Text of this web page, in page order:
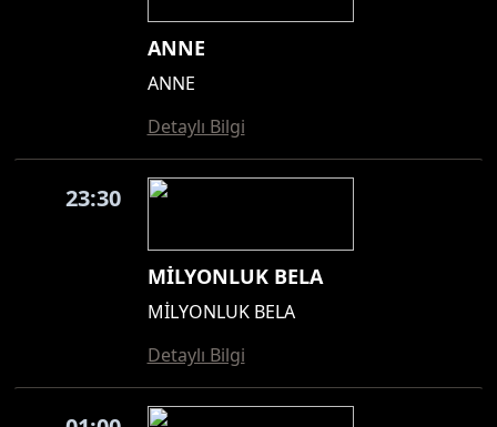
ANNE
ANNE
Detaylı Bilgi
23:30
MİLYONLUK BELA
MİLYONLUK BELA
Detaylı Bilgi